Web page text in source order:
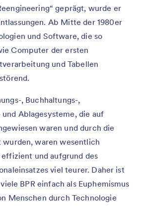
geprägt, wurde er
Ab Mitte der 1980er
und Software, die so
Computer der ersten
und Tabellen
, Buchhaltungs-,
und Ablagesysteme, die auf
waren und durch die
wurden, waren wesentlich
und aufgrund des
viel teurer. Daher ist
BPR einfach als Euphemismus
Menschen durch Technologie